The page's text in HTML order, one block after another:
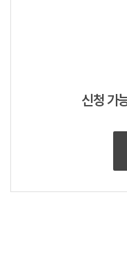
신청 가